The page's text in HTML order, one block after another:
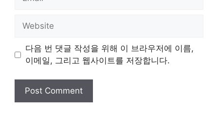
Website
다음 번 댓글 작성을 위해 이 브라우저에 이름,
이메일, 그리고 웹사이트를 저장합니다.